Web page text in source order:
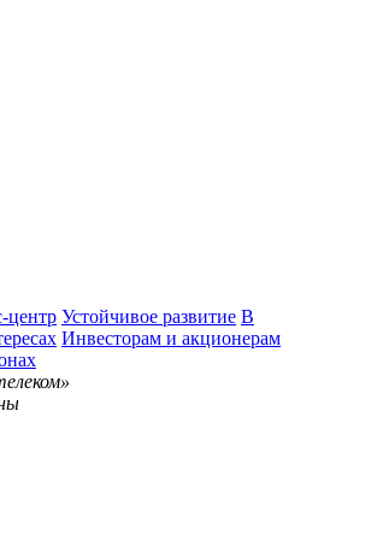
центр Устойчивое развитие В
Инвесторам и акционерам